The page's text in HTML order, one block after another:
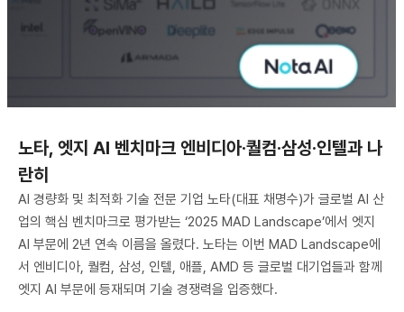
노타, 엣지 AI 벤치마크 엔비디아·퀄컴·삼성·인텔과 나
란히
AI 경량화 및 최적화 기술 전문 기업 노타(대표 채명수)가 글로벌 AI 산
업의 핵심 벤치마크로 평가받는 ‘2025 MAD Landscape’에서 엣지
AI 부문에 2년 연속 이름을 올렸다. 노타는 이번 MAD Landscape에
서 엔비디아, 퀄컴, 삼성, 인텔, 애플, AMD 등 글로벌 대기업들과 함께
엣지 AI 부문에 등재되며 기술 경쟁력을 입증했다.